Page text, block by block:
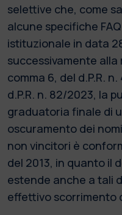
selettive che, come
alcune specifiche
istituzionale in data
successivamente alla
comma 6, del d.P.R.
d.P.R. n. 82/2023, la
graduatoria finale di
oscuramento dei
non vincitori è
del 2013, in quanto il
estende anche a tali
effettivo scorrimento